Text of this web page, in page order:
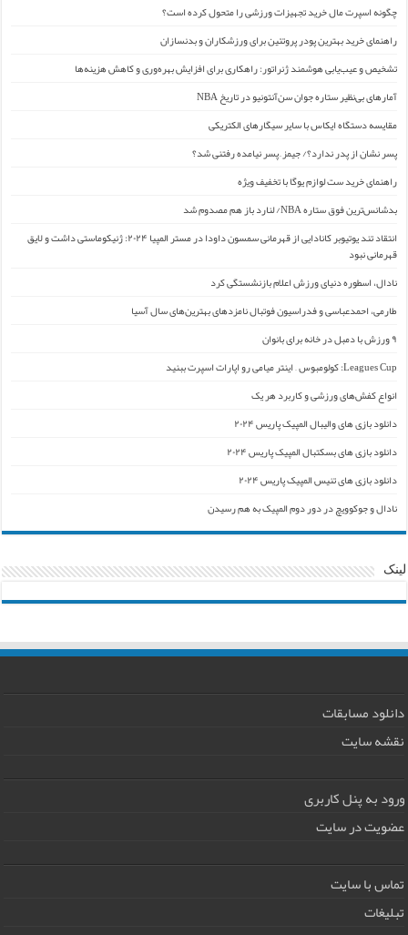
چگونه اسپرت مال خرید تجهیزات ورزشی را متحول کرده است؟
راهنمای خرید بهترین پودر پروتئین برای ورزشکاران و بدنسازان
تشخیص و عیب‌یابی هوشمند ژنراتور: راهکاری برای افزایش بهره‌وری و کاهش هزینه‌ها
آمارهای بی‌نظیر ستاره جوان سن‌آنتونیو در تاریخ NBA
مقایسه دستگاه ایکاس با سایر سیگارهای الکتریکی
پسر نشان از پدر ندارد؟/ جیمز ِ پسر نیامده رفتنی شد؟
راهنمای خرید ست لوازم یوگا با تخفیف ویژه
بدشانس‌ترین فوق ستاره NBA/ لنارد باز هم مصدوم شد
انتقاد تند یوتیوبر کانادایی از قهرمانی سمسون داودا در مستر المپیا ۲۰۲۴: ژنیکوماستی داشت و لایق
قهرمانی نبود
نادال، اسطوره دنیای ورزش اعلام بازنشستگی کرد
طارمی، احمدعباسی و فدراسیون فوتبال نامزدهای بهترین‌های سال آسیا
۹ ورزش با دمبل در خانه برای بانوان
Leagues Cup: کولومبوس – اینتر میامی رو اپارات اسپرت ببنید
انواع کفش‌های ورزشی و کاربرد هر یک
دانلود بازی های والیبال المپیک پاریس ۲۰۲۴
دانلود بازی های بسکتبال المپیک پاریس ۲۰۲۴
دانلود بازی های تنیس المپیک پاریس ۲۰۲۴
نادال و جوکوویچ در دور دوم المپیک به هم رسیدن
لینک
دانلود مسابقات
نقشه سایت
ورود به پنل کاربری
عضویت در سایت
تماس با سایت
تبلیغات